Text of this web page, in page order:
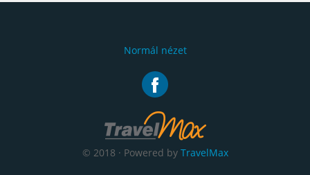
Normál nézet
© 2018 · Powered by TravelMax